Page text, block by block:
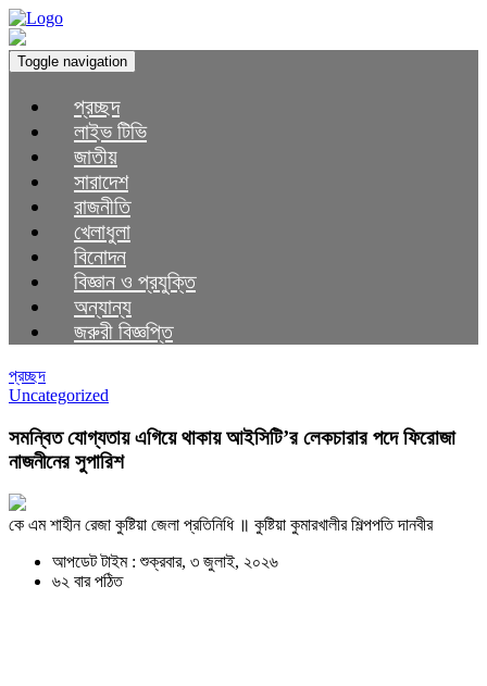
Toggle navigation
প্রচ্ছদ
লাইভ টিভি
জাতীয়
সারাদেশ
রাজনীতি
খেলাধুলা
বিনোদন
বিজ্ঞান ও প্রযুক্তি
অন্যান্য
জরুরী বিজ্ঞপ্তি
প্রচ্ছদ
Uncategorized
সমন্বিত যোগ্যতায় এগিয়ে থাকায় আইসিটি’র লেকচারার পদে ফিরোজা
নাজনীনের সুপারিশ
কে এম শাহীন রেজা কুষ্টিয়া জেলা প্রতিনিধি ॥ কুষ্টিয়া কুমারখালীর শিল্পপতি দানবীর
আপডেট টাইম : শুক্রবার, ৩ জুলাই, ২০২৬
৬২ বার পঠিত